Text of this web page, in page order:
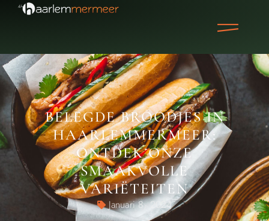
BELEGDE BROODJES IN
HAARLEMMERMEER:
ONTDEK ONZE
SMAAKVOLLE
VARIËTEITEN
Januari 8, 2024